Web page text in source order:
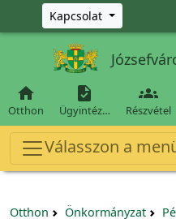
Ugrás a fő tartalomra
Kapcsolat

Otthon

Ügyintéz…

Részvétel
Válasszon a
Otthon Önkormányzat